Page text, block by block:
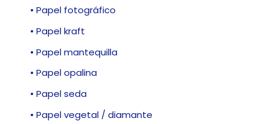
• Papel fotográfico
• Papel kraft
• Papel mantequilla
• Papel opalina
• Papel seda
• Papel vegetal / diamante